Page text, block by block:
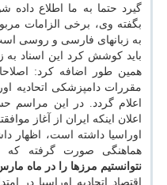
گیرد حتما به ما اطلاع داده
بگفته وی، برخی الزامات
به زبانهای فارسی و روسی
باید کوشش کرد این اسناد به
همین طور اضافه کرد:
اعلام گردد. در این مراسم
اعلان اینکه ایران از آغاز
اوراسیا داشته است، اظهار
هماهنگی صورت گرفته که
نتوانستیم مرزها را در ماه
اقتصاد اتحادیه اوراسیا در